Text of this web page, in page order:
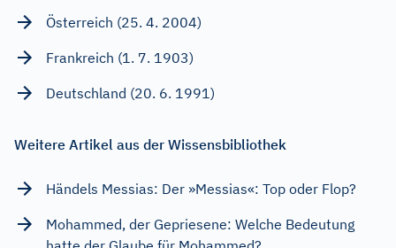
Österreich (25. 4. 2004)
Frankreich (1. 7. 1903)
Deutschland (20. 6. 1991)
Weitere Artikel aus der Wissensbibliothek
Händels Messias: Der »Messias«: Top oder Flop?
Mohammed, der Gepriesene: Welche Bedeutung